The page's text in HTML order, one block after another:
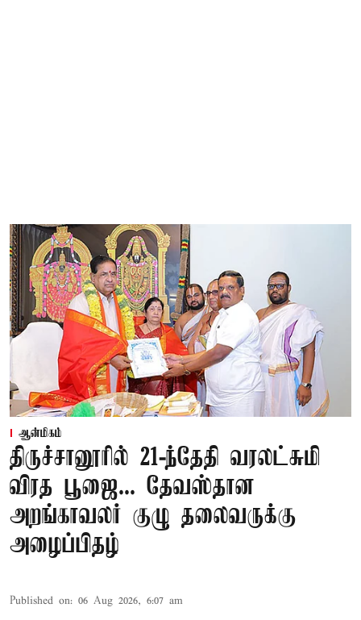
ஆன்மிகம்
திருச்சானூரில் 21-ந்தேதி வரலட்சுமி
விரத பூஜை... தேவஸ்தான
அறங்காவலர் குழு தலைவருக்கு
அழைப்பிதழ்
Published on: 06 Aug 2026, 6:07 am